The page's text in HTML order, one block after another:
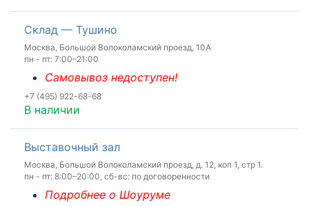
Склад — Тушино
Москва, Большой Волоколамский проезд, 10А
пн - пт: 7:00–21:00
Самовывоз недоступен!
+7 (495) 922-68-68
В наличии
Выставочный зал
Москва, Большой Волоколамский проезд, д. 12, коп 1, стр 1.
пн - пт: 8:00–20:00, сб-вс: по договоренности
Подробнее о Шоуруме